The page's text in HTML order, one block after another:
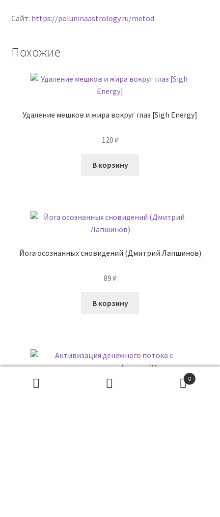
Сайт: https://poluninaastrology.ru/metod
Похожие
Удаление мешков и жира вокруг глаз [Sigh Energy]
120 ₽
В корзину
Йога осознанных сновидений (Дмитрий Лапшинов)
89 ₽
В корзину
0